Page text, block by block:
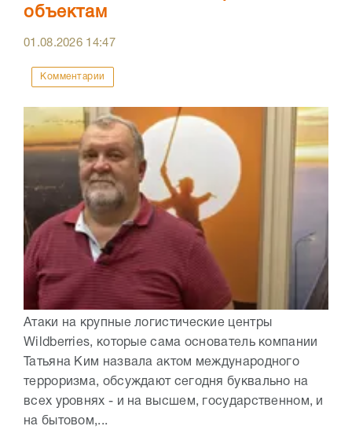
объектам
01.08.2026 14:47
Комментарии
Атаки на крупные логистические центры
Wildberries, которые сама основатель компании
Татьяна Ким назвала актом международного
терроризма, обсуждают сегодня буквально на
всех уровнях - и на высшем, государственном, и
на бытовом,...